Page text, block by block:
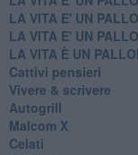
LA VITA E' UN
LA VITA E' UN
LA VITA È UN
Cattivi pensieri
Vivere & scrivere
Autogrill
Malcom X
Celati